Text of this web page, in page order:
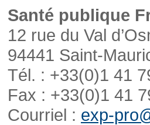
Santé publique
12 rue du Val
94441 Saint-
Tél. : +33(0)1 41
Fax : +33(0)1 41
Courriel : exp-